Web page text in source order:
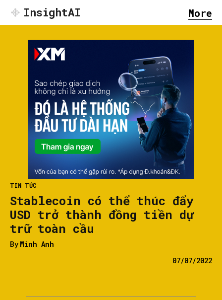
InsightAI More
TIN TỨC
Stablecoin có thể thúc đẩy
USD trở thành đồng tiền dự
trữ toàn cầu
By Minh Anh
07/07/2022